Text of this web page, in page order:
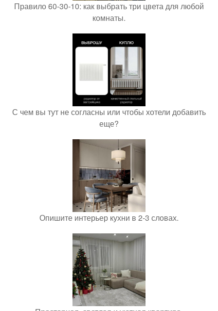
Правило 60-30-10: как выбрать три цвета для любой
комнаты.
С чем вы тут не согласны или чтобы хотели добавить
еще?
Опишите интерьер кухни в 2-3 словах.